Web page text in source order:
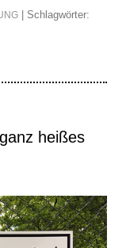
| Schlagwörter:
heißes